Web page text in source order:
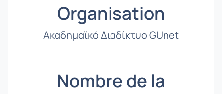
Organisation
Ακαδημαϊκό Διαδίκτυο GUnet
Nombre de la